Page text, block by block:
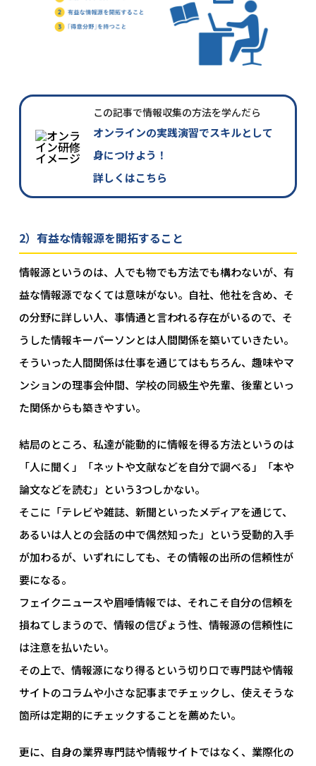
この記事で情報収集の方法を学んだら
オンラインの実践演習でスキルとして
身につけよう！
詳しくはこちら
2）有益な情報源を開拓すること
情報源というのは、人でも物でも方法でも構わないが、有
益な情報源でなくては意味がない。自社、他社を含め、そ
の分野に詳しい人、事情通と言われる存在がいるので、そ
うした情報キーパーソンとは人間関係を築いていきたい。
そういった人間関係は仕事を通じてはもちろん、趣味やマ
ンションの理事会仲間、学校の同級生や先輩、後輩といっ
た関係からも築きやすい。
結局のところ、私達が能動的に情報を得る方法というのは
「人に聞く」「ネットや文献などを自分で調べる」「本や
論文などを読む」という3つしかない。
そこに「テレビや雑誌、新聞といったメディアを通じて、
あるいは人との会話の中で偶然知った」という受動的入手
が加わるが、いずれにしても、その情報の出所の信頼性が
要になる。
フェイクニュースや眉唾情報では、それこそ自分の信頼を
損ねてしまうので、情報の信ぴょう性、情報源の信頼性に
は注意を払いたい。
その上で、情報源になり得るという切り口で専門誌や情報
サイトのコラムや小さな記事までチェックし、使えそうな
箇所は定期的にチェックすることを薦めたい。
更に、自身の業界専門誌や情報サイトではなく、業際化の